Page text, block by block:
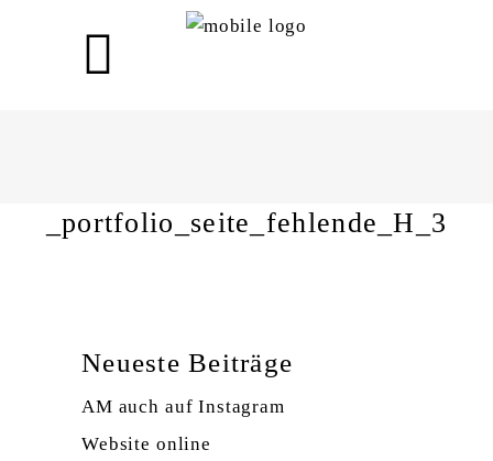
_portfolio_seite_fehlende_H_3
Neueste Beiträge
AM auch auf Instagram
Website online